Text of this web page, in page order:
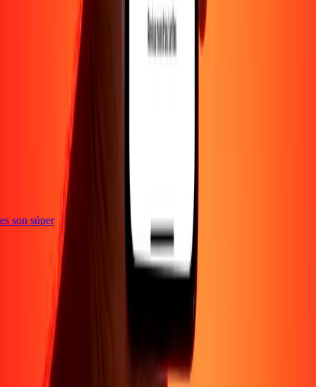
son súper
Blog Corporativo
Política de privacidad
Aviso de cookiesTérminos y